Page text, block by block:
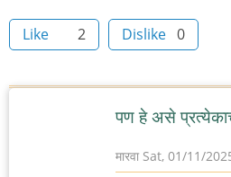
Like 2 Dislike 0
पण हे असे
मारवा Sat, 01/11/